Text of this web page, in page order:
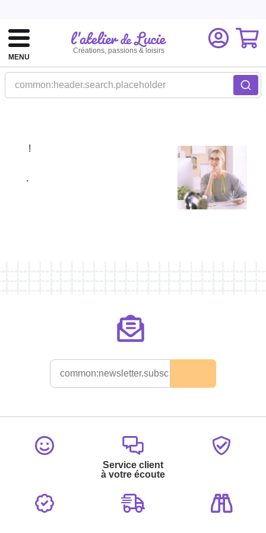
MENU
Créations, passions & loisirs
common:header.search.placeholder
!
.
Service client
à votre écoute